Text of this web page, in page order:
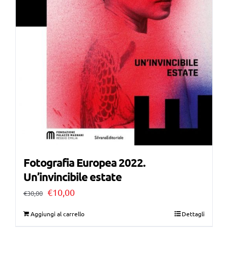
Fotografia Europea 2022.
Un’invincibile estate
€30,00 Il
€10,00Il
Aggiungi al carrello Dettagli